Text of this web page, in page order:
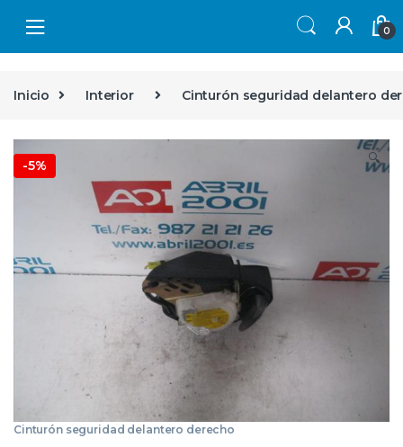
0
Inicio Interior Cinturón seguridad delantero
-5% 🔍
Cinturón seguridad delantero derecho